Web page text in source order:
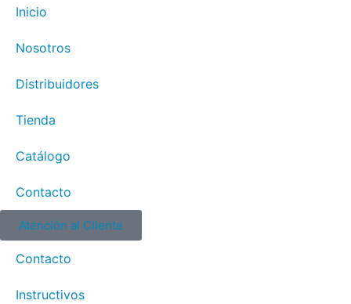
Inicio
Nosotros
Distribuidores
Tienda
Catálogo
Contacto
Atención al Cliente
Contacto
Instructivos